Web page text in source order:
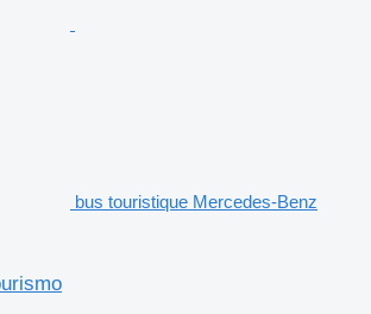
bus touristique Mercedes-Benz